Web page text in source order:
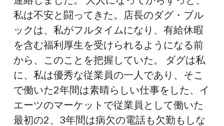
罪
を
要
求
私は不安と闘ってきた。店長のダグ・ブル
ックは、私がフルタイムになり、有給休暇
を含む福利厚生を受けられるようになる前
から、このことを把握していた。 ダグは私
に、私は優秀な従業員の一人であり、そこ
で働いた2年間は素晴らしい仕事をした、イ
エーツのマーケットで従業員として働いた
最初の2、3年間は病欠の電話も欠勤もしな